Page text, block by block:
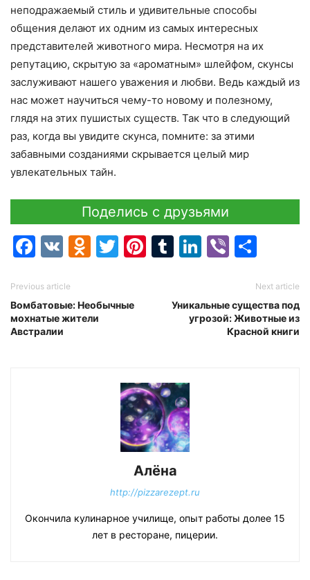
неподражаемый стиль и удивительные способы
общения делают их одним из самых интересных
представителей животного мира. Несмотря на их
репутацию, скрытую за «ароматным» шлейфом, скунсы
заслуживают нашего уважения и любви. Ведь каждый из
нас может научиться чему-то новому и полезному,
глядя на этих пушистых существ. Так что в следующий
раз, когда вы увидите скунса, помните: за этими
забавными созданиями скрывается целый мир
увлекательных тайн.
Поделись с друзьями
Facebook
VK Odnoklassniki
Twitter
Pinterest
Tumblr
LinkedIn
Viber
Previous article
Вомбатовые: Необычные
мохнатые жители
Австралии
Next article
Уникальные существа под
угрозой: Животные из
Красной книги
Алёна
http://pizzarezept.ru
Окончила кулинарное училище, опыт работы долее 15
лет в ресторане, пицерии.